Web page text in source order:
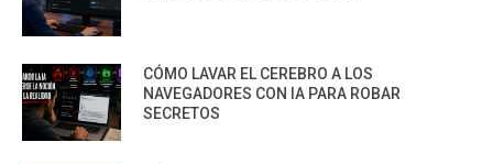
CÓMO LAVAR EL CEREBRO A LOS
NAVEGADORES CON IA PARA ROBAR
SECRETOS